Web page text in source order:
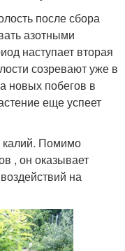
после сбора
азотными
наступает вторая
созревают уже в
новых побегов в
еще успеет
калий. Помимо
, он оказывает
на